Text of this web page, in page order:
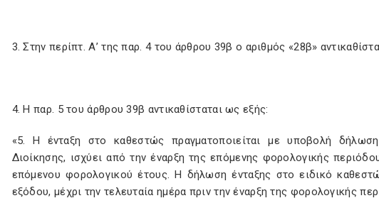
3. Στην περίπτ. Α’ της παρ. 4 του άρθρου 39β ο αριθμός «28β»
4. Η παρ. 5 του άρθρου 39β αντικαθίσταται ως εξής:
«5. Η ένταξη στο καθεστώς πραγματοποιείται με υποβολή
Διοίκησης, ισχύει από την έναρξη της επόμενης φορολογικής
επόμενου φορολογικού έτους. Η δήλωση ένταξης στο ειδικό
εξόδου, μέχρι την τελευταία ημέρα πριν την έναρξη της φορολογικής